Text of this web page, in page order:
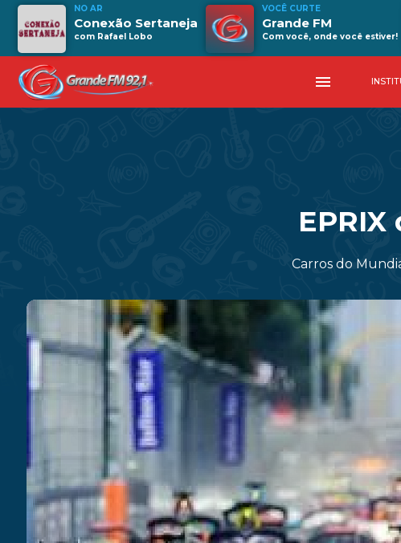
NO AR
Conexão Sertaneja
com Rafael Lobo
VOCÊ CURTE
Grande FM
Com você, onde você estiver!
menu
Carros do